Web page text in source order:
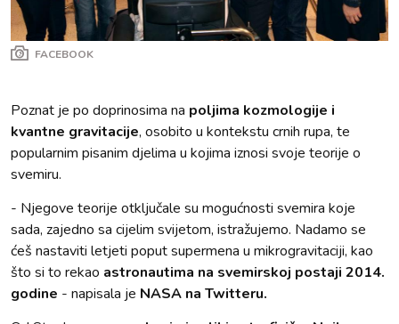
FACEBOOK
Poznat je po doprinosima na poljima kozmologije i
kvantne gravitacije, osobito u kontekstu crnih rupa, te
popularnim pisanim djelima u kojima iznosi svoje teorije o
svemiru.
- Njegove teorije otključale su mogućnosti svemira koje
sada, zajedno sa cijelim svijetom, istražujemo. Nadamo se
ćeš nastaviti letjeti poput supermena u mikrogravitaciji, kao
što si to rekao astronautima na svemirskoj postaji 2014.
godine - napisala je NASA na Twitteru.